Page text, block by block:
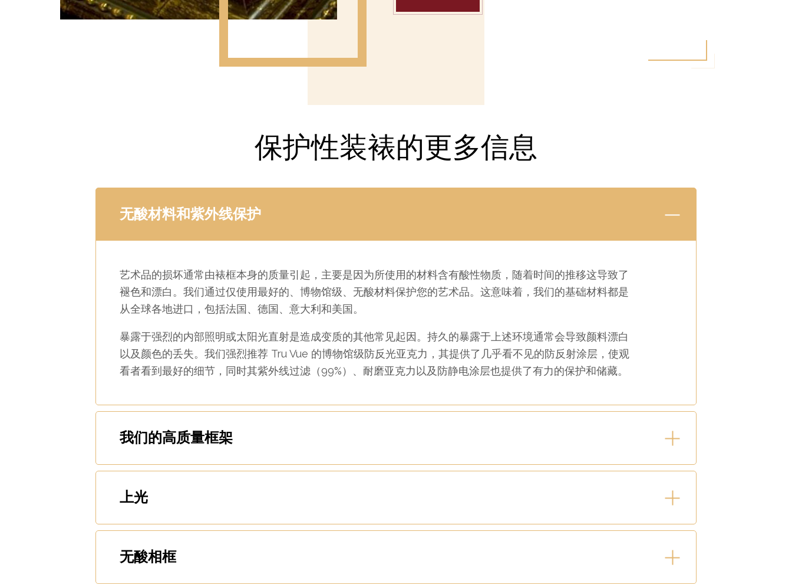
保护性装裱的更多信息
无酸材料和紫外线保护
艺术品的损坏通常由裱框本身的质量引起，主要是因为所使用的材料含有酸性物质，随着时间的推移这导致了
褪色和漂白。我们通过仅使用最好的、博物馆级、无酸材料保护您的艺术品。这意味着，我们的基础材料都是
从全球各地进口，包括法国、德国、意大利和美国。
暴露于强烈的内部照明或太阳光直射是造成变质的其他常见起因。持久的暴露于上述环境通常会导致颜料漂白
以及颜色的丢失。我们强烈推荐 Tru Vue 的博物馆级防反光亚克力，其提供了几乎看不见的防反射涂层，使观
看者看到最好的细节，同时其紫外线过滤（99%）、耐磨亚克力以及防静电涂层也提供了有力的保护和储藏。
我们的高质量框架
上光
无酸相框